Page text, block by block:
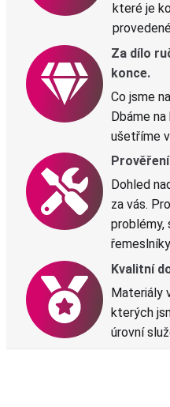
které je
Za dílo
konce.
Co jsme
Dbáme
ušetříme
Dohled
za vás.
problémy,
Kvalitní
Materiály
kterých
úrovní